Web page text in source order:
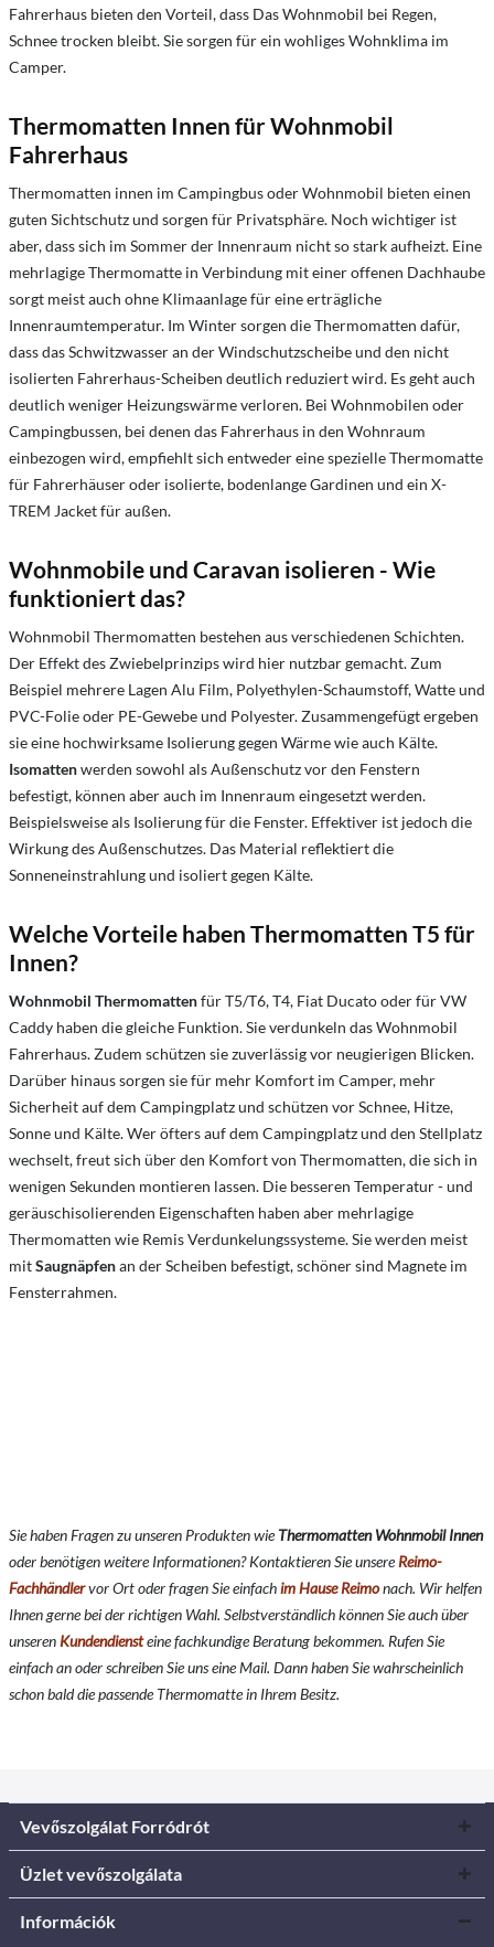
Fahrerhaus bieten den Vorteil, dass Das Wohnmobil bei Regen,
Schnee trocken bleibt. Sie sorgen für ein wohliges Wohnklima im
Camper.
Thermomatten Innen für Wohnmobil
Fahrerhaus
Thermomatten innen im Campingbus oder Wohnmobil bieten einen
guten Sichtschutz und sorgen für Privatsphäre. Noch wichtiger ist
aber, dass sich im Sommer der Innenraum nicht so stark aufheizt. Eine
mehrlagige Thermomatte in Verbindung mit einer offenen Dachhaube
sorgt meist auch ohne Klimaanlage für eine erträgliche
Innenraumtemperatur. Im Winter sorgen die Thermomatten dafür,
dass das Schwitzwasser an der Windschutzscheibe und den nicht
isolierten Fahrerhaus-Scheiben deutlich reduziert wird. Es geht auch
deutlich weniger Heizungswärme verloren. Bei Wohnmobilen oder
Campingbussen, bei denen das Fahrerhaus in den Wohnraum
einbezogen wird, empfiehlt sich entweder eine spezielle Thermomatte
für Fahrerhäuser oder isolierte, bodenlange Gardinen und ein X-
TREM Jacket für außen.
Wohnmobile und Caravan isolieren - Wie
funktioniert das?
Wohnmobil Thermomatten bestehen aus verschiedenen Schichten.
Der Effekt des Zwiebelprinzips wird hier nutzbar gemacht. Zum
Beispiel mehrere Lagen Alu Film, Polyethylen-Schaumstoff, Watte und
PVC-Folie oder PE-Gewebe und Polyester. Zusammengefügt ergeben
sie eine hochwirksame Isolierung gegen Wärme wie auch Kälte.
Isomattenwerden sowohl als Außenschutz vor den Fenstern
befestigt, können aber auch im Innenraum eingesetzt werden.
Beispielsweise als Isolierung für die Fenster. Effektiver ist jedoch die
Wirkung des Außenschutzes. Das Material reflektiert die
Sonneneinstrahlung und isoliert gegen Kälte.
Welche Vorteile haben Thermomatten T5 für
Innen?
Wohnmobil Thermomattenfür T5/T6, T4, Fiat Ducato oder für VW
Caddy haben die gleiche Funktion. Sie verdunkeln das Wohnmobil
Fahrerhaus. Zudem schützen sie zuverlässig vor neugierigen Blicken.
Darüber hinaus sorgen sie für mehr Komfort im Camper, mehr
Sicherheit auf dem Campingplatz und schützen vor Schnee, Hitze,
Sonne und Kälte. Wer öfters auf dem Campingplatz und den Stellplatz
wechselt, freut sich über den Komfort von Thermomatten, die sich in
wenigen Sekunden montieren lassen. Die besseren Temperatur - und
geräuschisolierenden Eigenschaften haben aber mehrlagige
Thermomatten wie Remis Verdunkelungssysteme. Sie werden meist
mitSaugnäpfenan der Scheiben befestigt, schöner sind Magnete im
Fensterrahmen.
Sie haben Fragen zu unseren Produkten wieThermomatten Wohnmobil Innen
oder benötigen weitere Informationen? Kontaktieren Sie unsereReimo-
Fachhändlervor Ort oder fragen Sie einfachim Hause Reimonach. Wir helfen
Ihnen gerne bei der richtigen Wahl. Selbstverständlich können Sie auch über
unseren Kundendiensteine fachkundige Beratung bekommen. Rufen Sie
einfach an oder schreiben Sie uns eine Mail. Dann haben Sie wahrscheinlich
schon bald die passende Thermomatte in Ihrem Besitz.
Vevőszolgálat Forródrót
Üzlet vevőszolgálata
Információk